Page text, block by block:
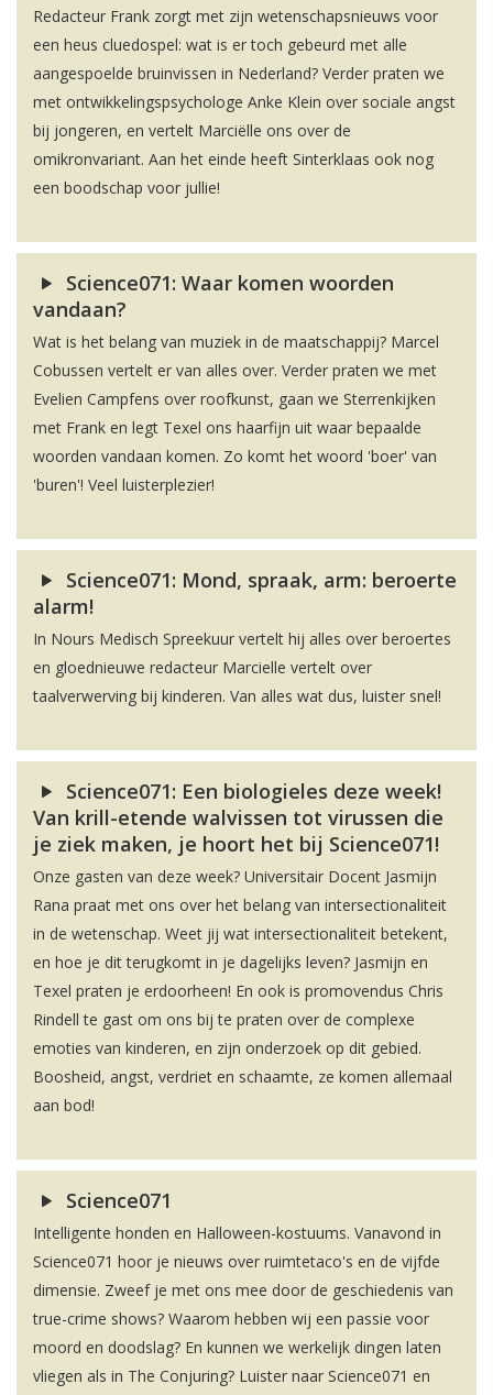
Redacteur Frank zorgt met zijn wetenschapsnieuws voor
een heus cluedospel: wat is er toch gebeurd met alle
aangespoelde bruinvissen in Nederland? Verder praten we
met ontwikkelingspsychologe Anke Klein over sociale angst
bij jongeren, en vertelt Marciëlle ons over de
omikronvariant. Aan het einde heeft Sinterklaas ook nog
een boodschap voor jullie!
Science071: Waar komen woorden
vandaan?
Wat is het belang van muziek in de maatschappij? Marcel
Cobussen vertelt er van alles over. Verder praten we met
Evelien Campfens over roofkunst, gaan we Sterrenkijken
met Frank en legt Texel ons haarfijn uit waar bepaalde
woorden vandaan komen. Zo komt het woord 'boer' van
'buren'! Veel luisterplezier!
Science071: Mond, spraak, arm: beroerte
alarm!
In Nours Medisch Spreekuur vertelt hij alles over beroertes
en gloednieuwe redacteur Marcielle vertelt over
taalverwerving bij kinderen. Van alles wat dus, luister snel!
Science071: Een biologieles deze week!
Van krill-etende walvissen tot virussen die
je ziek maken, je hoort het bij Science071!
Onze gasten van deze week? Universitair Docent Jasmijn
Rana praat met ons over het belang van intersectionaliteit
in de wetenschap. Weet jij wat intersectionaliteit betekent,
en hoe je dit terugkomt in je dagelijks leven? Jasmijn en
Texel praten je erdoorheen! En ook is promovendus Chris
Rindell te gast om ons bij te praten over de complexe
emoties van kinderen, en zijn onderzoek op dit gebied.
Boosheid, angst, verdriet en schaamte, ze komen allemaal
aan bod!
Science071
Intelligente honden en Halloween-kostuums. Vanavond in
Science071 hoor je nieuws over ruimtetaco's en de vijfde
dimensie. Zweef je met ons mee door de geschiedenis van
true-crime shows? Waarom hebben wij een passie voor
moord en doodslag? En kunnen we werkelijk dingen laten
vliegen als in The Conjuring? Luister naar Science071 en